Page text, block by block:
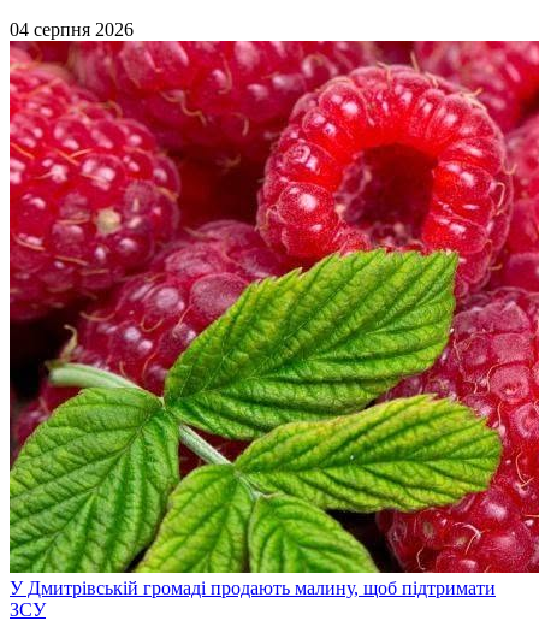
04 серпня 2026
У Дмитрівській громаді продають малину, щоб підтримати
ЗСУ